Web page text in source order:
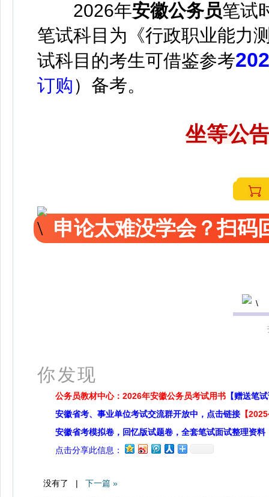
2026年安徽公务员笔试
笔试科目为《行政职业能力
试科目的考生可借鉴参考
订购）备考。
坐等公
申论太难没学会？扫码
你发现
公务员教材中心：2026年安徽公务员考试用书 【赠送笔
安徽省考、事业单位考试交流群开放中，点击链接 【
安徽省考模拟卷，回忆版试题卷，全套笔试面试整理资料
点击分享此信息：
没有了 | 下一篇 »